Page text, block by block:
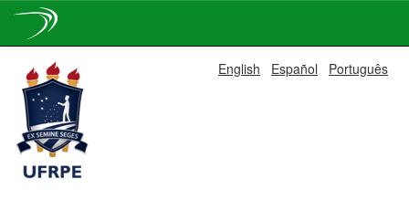
navigation
English Español Português